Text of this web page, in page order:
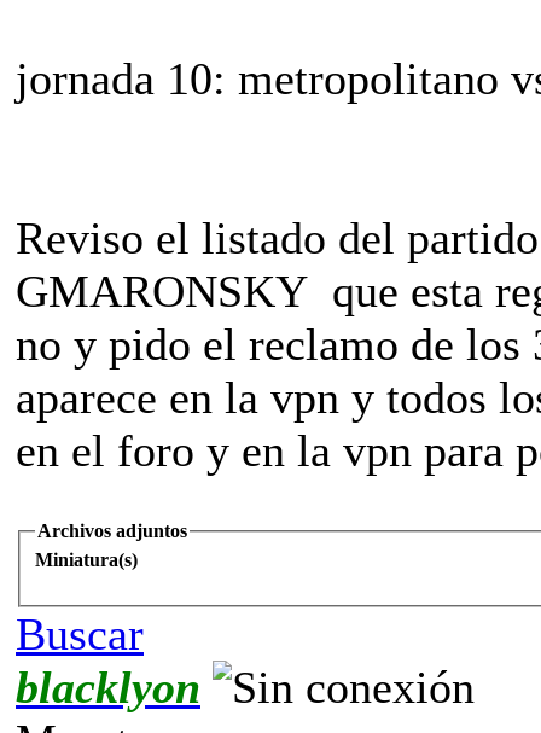
jornada 10: metropolitano
Reviso el listado del
GMARONSKY que esta
no y pido el reclamo de los
aparece en la vpn y todos
en el foro y en la vpn para
Archivos adjuntos
Miniatura(s)
Buscar
blacklyon